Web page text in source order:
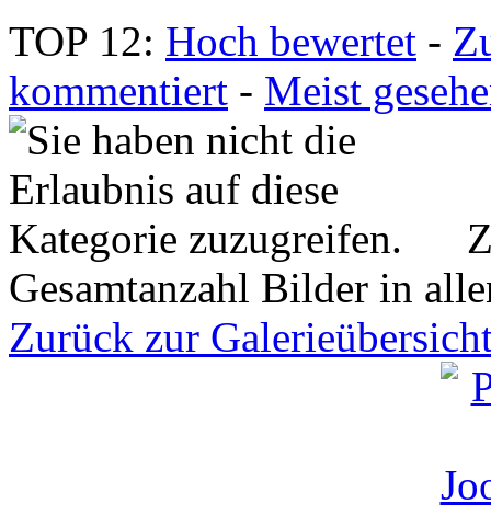
TOP 12: Hoch bewertet -
kommentiert - Meist
Gesamtanzahl Bilder in
Zurück zur